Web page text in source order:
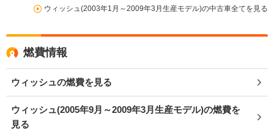
ウィッシュ(2003年1月～2009年3月生産モデル)の中古車全てを見る
燃費情報
ウィッシュの燃費を見る
ウィッシュ(2005年9月～2009年3月生産モデル)の燃費を
見る